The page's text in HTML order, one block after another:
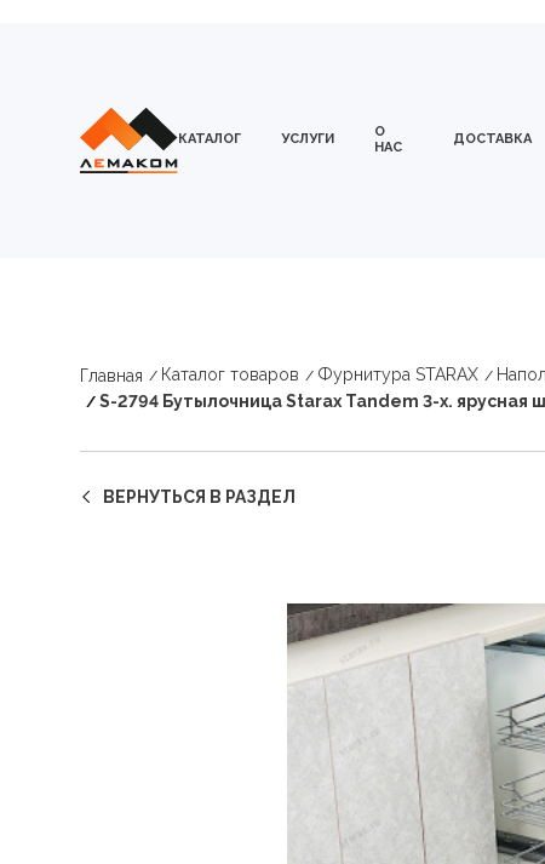
КАТАЛОГ УСЛУГИ
О
НАС
ДОСТАВКА
Главная Каталог товаров Фурнитура STARAX
S-2794 Бутылочница Starax Tandem 3-х. ярусная
ВЕРНУТЬСЯ В РАЗДЕЛ